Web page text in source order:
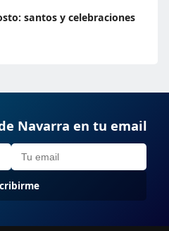
santos y celebraciones
Navarra en tu email